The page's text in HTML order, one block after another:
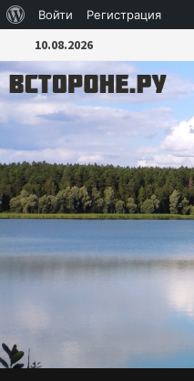
WordPress
Войти Регистрация
Перейти
к
содержимому
10.08.2026